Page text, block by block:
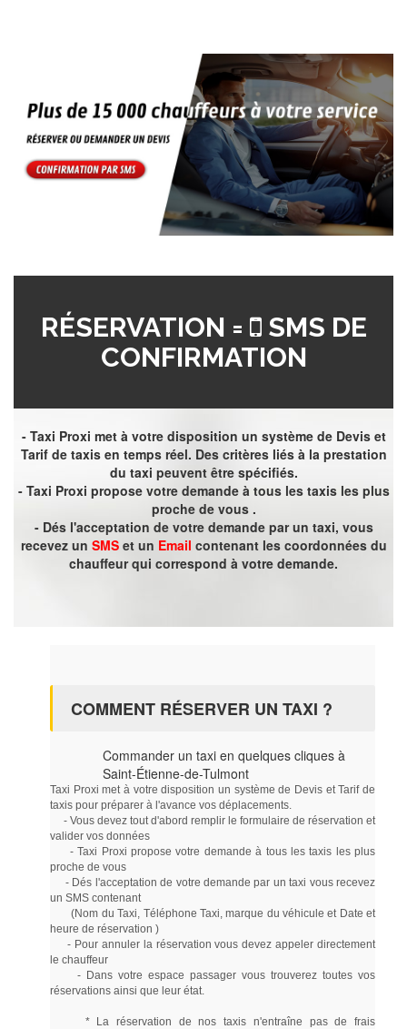
RÉSERVATION =
SMS DE
CONFIRMATION
- Taxi Proxi met à votre disposition un système de Devis et
Tarif de taxis en temps réel. Des critères liés à la prestation
du taxi peuvent être spécifiés.
- Taxi Proxi propose votre demande à tous les taxis les plus
proche de vous .
- Dés l'acceptation de votre demande par un taxi, vous
recevez un SMSet un Email contenant les coordonnées du
chauffeur qui correspond à votre demande.
COMMENT RÉSERVER UN TAXI ?
Commander un taxi en quelques cliques à
Saint-Étienne-de-Tulmont
Taxi Proxi met à votre disposition un système de Devis et Tarif de
taxis pour préparer à l'avance vos déplacements.
- Vous devez tout d'abord remplir le formulaire de réservation et
valider vos données
- Taxi Proxi propose votre demande à tous les taxis les plus
proche de vous
- Dés l'acceptation de votre demande par un taxi vous recevez
un SMS contenant
(Nom du Taxi, Téléphone Taxi, marque du véhicule et Date et
heure de réservation )
- Pour annuler la réservation vous devez appeler directement
le chauffeur
- Dans votre espace passager vous trouverez toutes vos
réservations ainsi que leur état.
* La réservation de nos taxis n'entraîne pas de frais